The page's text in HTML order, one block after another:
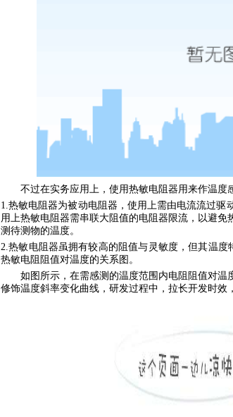
不过在实务应用上，使用热敏电阻器用来作温度
1.热敏电阻器为被动电阻器，使用上需由电流流过
用上热敏电阻器需串联大阻值的电阻器限流，以避
测待测物的温度。
2.热敏电阻器虽拥有较高的阻值与灵敏度，但其温度
热敏电阻阻值对温度的关系图。
如图所示，在需感测的温度范围内电阻阻值对温
修饰温度斜率变化曲线，研发过程中，拉长开发时效